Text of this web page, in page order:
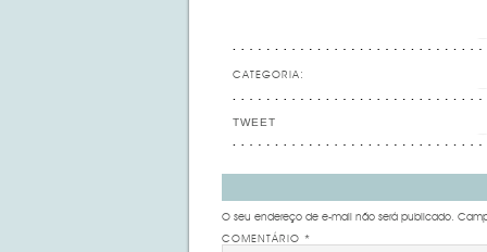
CATEGORIA:
TWEET
O seu endereço de e-mail não será publicado.
COMENTÁRIO *